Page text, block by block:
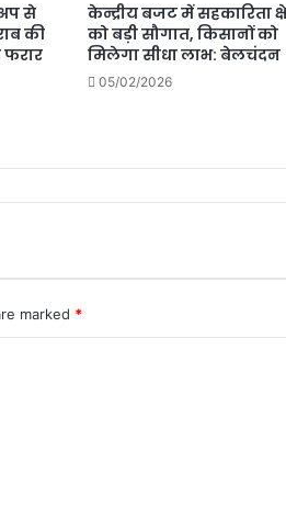
से
की
केन्द्रीय बजट में सहकारिता
को बड़ी सौगात, किसानों को
मिलेगा सीधा लाभ: बेलचंदन
05/02/2026
marked *